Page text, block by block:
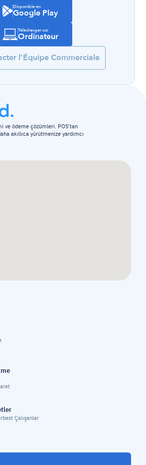
Disponible en
Google Play
Télécharger sur
Ordinateur
l'Équipe Commerciale
ve ödeme çözümleri. POS'tan
akıllıca yürütmenize yardımcı
Çalışanlar